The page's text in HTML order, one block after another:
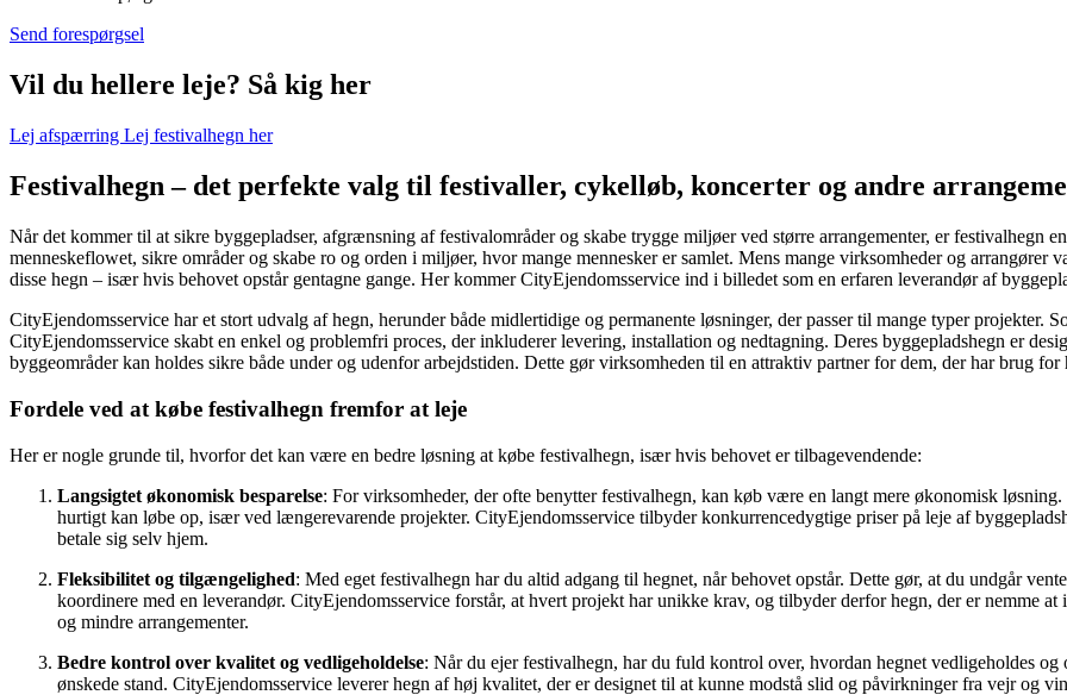
Send forespørgsel
Vil du hellere leje? Så kig her
Lej afspærring Lej festivalhegn her
Festivalhegn – det perfekte valg til festivaller, cykelløb, koncerter og andre
Når det kommer til at sikre byggepladser, afgrænsning af festivalområder og skabe trygge miljøer ved større arrangementer, er festivalhegn
menneskeflowet, sikre områder og skabe ro og orden i miljøer, hvor mange mennesker er samlet. Mens mange virksomheder og
disse hegn – især hvis behovet opstår gentagne gange. Her kommer CityEjendomsservice ind i billedet som en erfaren leverandør af
CityEjendomsservice har et stort udvalg af hegn, herunder både midlertidige og permanente løsninger, der passer til mange typer projekter.
CityEjendomsservice skabt en enkel og problemfri proces, der inkluderer levering, installation og nedtagning. Deres byggepladshegn er
byggeområder kan holdes sikre både under og udenfor arbejdstiden. Dette gør virksomheden til en attraktiv partner for dem, der har brug
Fordele ved at købe festivalhegn fremfor at leje
Her er nogle grunde til, hvorfor det kan være en bedre løsning at købe festivalhegn, især hvis behovet er tilbagevendende:
Langsigtet økonomisk besparelse: For virksomheder, der ofte benytter festivalhegn, kan køb være en langt mere økonomisk
hurtigt kan løbe op, især ved længerevarende projekter. CityEjendomsservice tilbyder konkurrencedygtige priser på leje af
betale sig selv hjem.
Fleksibilitet og tilgængelighed: Med eget festivalhegn har du altid adgang til hegnet, når behovet opstår. Dette gør, at du undgår
koordinere med en leverandør. CityEjendomsservice forstår, at hvert projekt har unikke krav, og tilbyder derfor hegn, der er nemme
og mindre arrangementer.
Bedre kontrol over kvalitet og vedligeholdelse: Når du ejer festivalhegn, har du fuld kontrol over, hvordan hegnet vedligeholdes
ønskede stand. CityEjendomsservice leverer hegn af høj kvalitet, der er designet til at kunne modstå slid og påvirkninger fra vejr og